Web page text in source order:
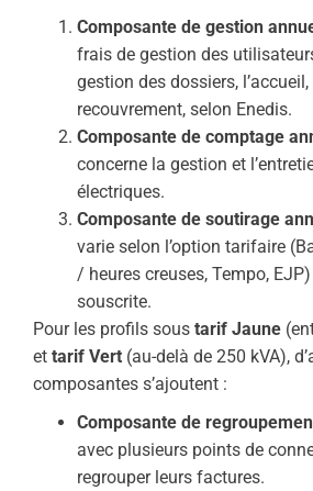
Composante de gestion
frais de gestion des
gestion des dossiers,
recouvrement, selon Enedis.
Composante de comptage
concerne la gestion et
électriques.
Composante de soutirage
varie selon l’option tarifaire
/ heures creuses, Tempo,
souscrite.
Pour les profils sous tarif Jaune
et tarif Vert (au-delà de 250 kVA),
composantes s’ajoutent :
Composante de
avec plusieurs points de
regrouper leurs factures.